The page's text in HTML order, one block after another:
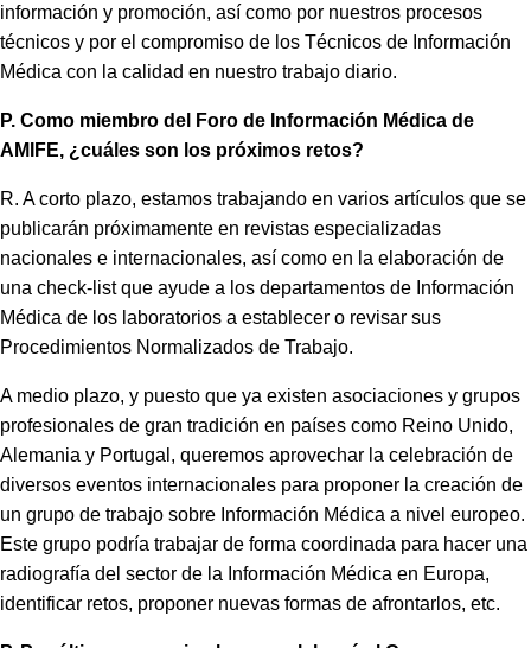
información y promoción, así como por nuestros procesos
técnicos y por el compromiso de los Técnicos de Información
Médica con la calidad en nuestro trabajo diario.
P. Como miembro del Foro de Información Médica de
AMIFE, ¿cuáles son los próximos retos?
R. A corto plazo, estamos trabajando en varios artículos que se
publicarán próximamente en revistas especializadas
nacionales e internacionales, así como en la elaboración de
una check-list que ayude a los departamentos de Información
Médica de los laboratorios a establecer o revisar sus
Procedimientos Normalizados de Trabajo.
A medio plazo, y puesto que ya existen asociaciones y grupos
profesionales de gran tradición en países como Reino Unido,
Alemania y Portugal, queremos aprovechar la celebración de
diversos eventos internacionales para proponer la creación de
un grupo de trabajo sobre Información Médica a nivel europeo.
Este grupo podría trabajar de forma coordinada para hacer una
radiografía del sector de la Información Médica en Europa,
identificar retos, proponer nuevas formas de afrontarlos, etc.